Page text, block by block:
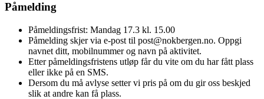
Påmelding
Påmeldingsfrist: Mandag 17.3 kl. 15.00
Påmelding skjer via e-post til post@nokbergen.no. Oppgi
navnet ditt, mobilnummer og navn på aktivitet.
Etter påmeldingsfristens utløp får du vite om du har fått plass
eller ikke på en SMS.
Dersom du må avlyse setter vi pris på om du gir oss beskjed
slik at andre kan få plass.